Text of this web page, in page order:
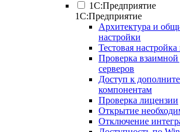
1С:Предприятие
1С:Предприятие
Архитектура и
настройки
Тестовая
Проверка взаимной
серверов
Доступ к
компонентам
Проверка лицензии
Открытие
Отключение